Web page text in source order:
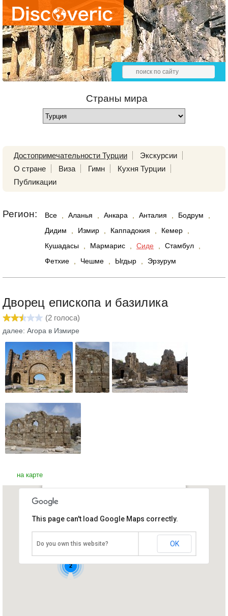
Страны мира
Достопримечательности Турции
Экскурсии
О стране
Виза Гимн
Кухня Турции
Публикации
Регион: Все Аланья Анкара Анталия Бодрум
Дидим
Измир Каппадокия Кемер
Кушадасы
Мармарис Сиде Стамбул
Фетхие
Чешме Ыгдыр Эрзурум
Дворец епископа и базилика
(2 голоса)
далее: Агора в Измире
на карте
2
Турция, Сиде
This page can't load Google Maps correctly.
Do you own this website? OK